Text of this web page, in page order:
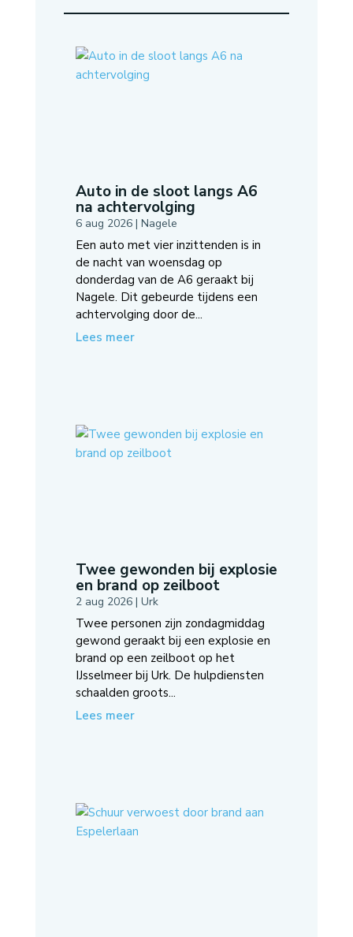
Auto in de sloot langs A6
na achtervolging
6 aug 2026| Nagele
Een auto met vier inzittenden is in
de nacht van woensdag op
donderdag van de A6 geraakt bij
Nagele. Dit gebeurde tijdens een
achtervolging door de...
Lees meer
Twee gewonden bij explosie
en brand op zeilboot
2 aug 2026| Urk
Twee personen zijn zondagmiddag
gewond geraakt bij een explosie en
brand op een zeilboot op het
IJsselmeer bij Urk. De hulpdiensten
schaalden groots...
Lees meer